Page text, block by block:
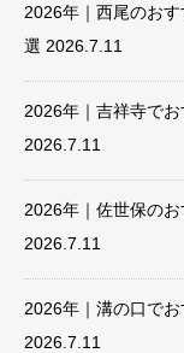
2026年｜西尾のお
選 2026.7.11
2026年｜吉祥寺で
2026.7.11
2026年｜佐世保の
2026.7.11
2026年｜溝の口で
2026.7.11